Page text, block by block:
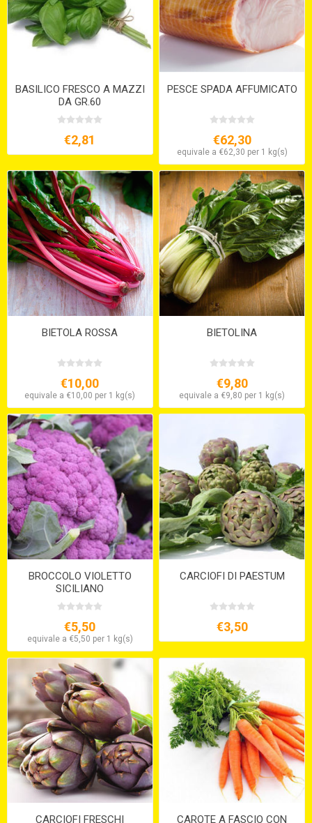
BASILICO FRESCO A MAZZI
DA GR.60
€2,81
PESCE SPADA AFFUMICATO
€62,30
equivale a €62,30 per 1 kg(s)
BIETOLA ROSSA
€10,00
equivale a €10,00 per 1 kg(s)
BIETOLINA
€9,80
equivale a €9,80 per 1 kg(s)
BROCCOLO VIOLETTO
SICILIANO
€5,50
equivale a €5,50 per 1 kg(s)
CARCIOFI DI PAESTUM
€3,50
CARCIOFI FRESCHI CAROTE A FASCIO CON